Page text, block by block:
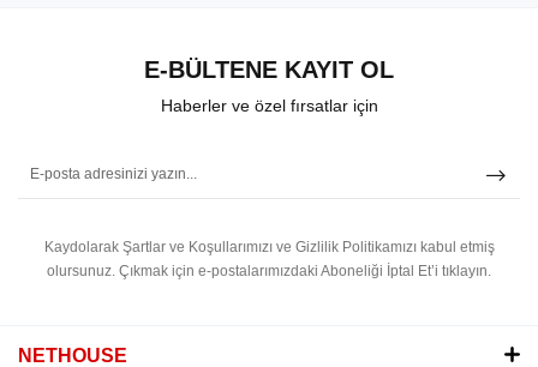
E-BÜLTENE KAYIT OL
Haberler ve özel fırsatlar için
Kaydolarak Şartlar ve Koşullarımızı ve Gizlilik Politikamızı kabul etmiş
olursunuz. Çıkmak için e-postalarımızdaki Aboneliği İptal Et’i tıklayın.
NETHOUSE